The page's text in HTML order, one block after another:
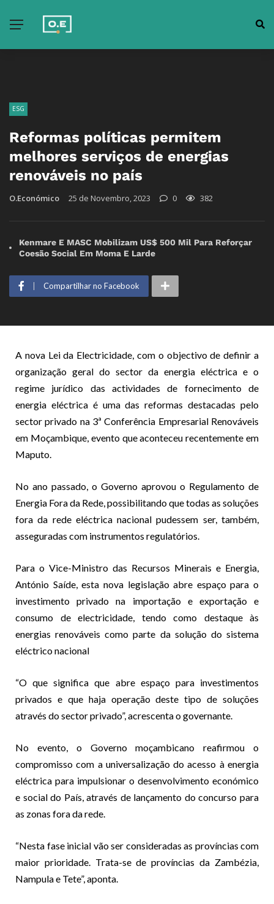
ESG
Reformas políticas permitem
melhores serviços de energias
renováveis no país
O.Económico 25 de Novembro, 2023 0 382
Kenmare E MASC Mobilizam US$ 500 Mil Para Reforçar
Coesão Social Em Moma E Larde
Compartilhar no Facebook
A nova Lei da Electricidade, com o objectivo de definir a
organização geral do sector da energia eléctrica e o
regime jurídico das actividades de fornecimento de
energia eléctrica é uma das reformas destacadas pelo
sector privado na 3ª Conferência Empresarial Renováveis
em Moçambique, evento que aconteceu recentemente em
Maputo.
No ano passado, o Governo aprovou o Regulamento de
Energia Fora da Rede, possibilitando que todas as soluções
fora da rede eléctrica nacional pudessem ser, também,
asseguradas com instrumentos regulatórios.
Para o Vice-Ministro das Recursos Minerais e Energia,
António Saíde, esta nova legislação abre espaço para o
investimento privado na importação e exportação e
consumo de electricidade, tendo como destaque às
energias renováveis como parte da solução do sistema
eléctrico nacional
“O que significa que abre espaço para investimentos
privados e que haja operação deste tipo de soluções
através do sector privado”, acrescenta o governante.
No evento, o Governo moçambicano reafirmou o
compromisso com a universalização do acesso à energia
eléctrica para impulsionar o desenvolvimento económico
e social do País, através de lançamento do concurso para
as zonas fora da rede.
“Nesta fase inicial vão ser consideradas as províncias com
maior prioridade. Trata-se de províncias da Zambézia,
Nampula e Tete”, aponta.